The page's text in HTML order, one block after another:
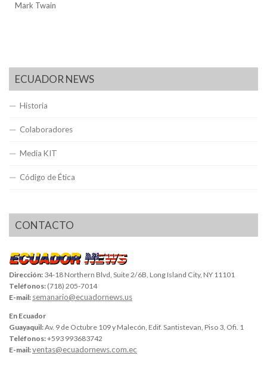
Mark Twain
ECUADOR NEWS
Historia
Colaboradores
Media KIT
Código de Ética
CONTACTO
Dirección: 34-18 Northern Blvd, Suite 2/6B, Long Island City, NY 11101
Teléfonos: (718) 205-7014
E-mail: semanario@ecuadornews.us
En Ecuador
Guayaquil:Av. 9 de Octubre 109 y Malecón, Edif. Santistevan, Piso 3, Ofi. 1
Teléfonos:+593 993683742
E-mail:ventas@ecuadornews.com.ec